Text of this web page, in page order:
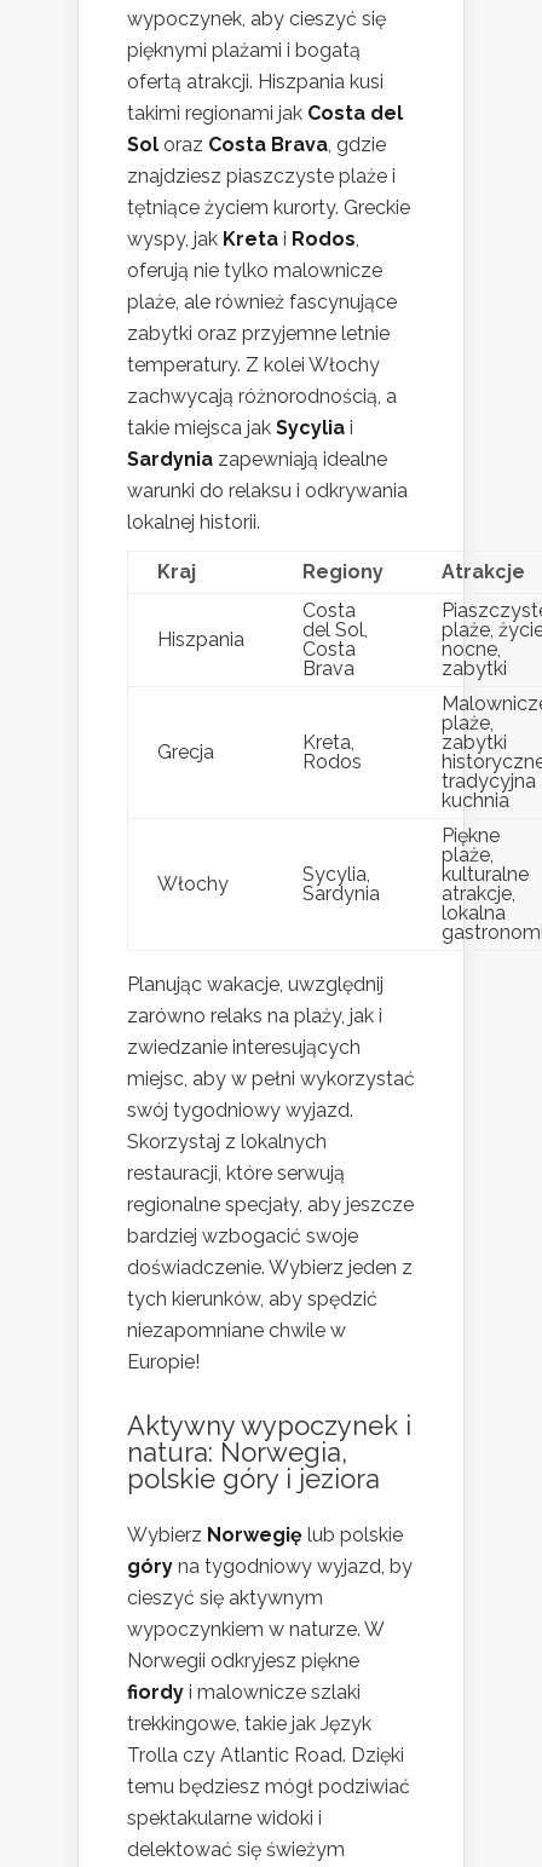
wypoczynek, aby cieszyć się
pięknymi plażami i bogatą
ofertą atrakcji. Hiszpania kusi
takimi regionami jak Costa del
Sol oraz Costa Brava , gdzie
znajdziesz piaszczyste plaże i
tętniące życiem kurorty. Greckie
wyspy, jak Kreta i Rodos
oferują nie tylko malownicze
plaże, ale również fascynujące
zabytki oraz przyjemne letnie
temperatury. Z kolei Włochy
zachwycają różnorodnością, a
takie miejsca jak Sycylia i
Sardynia zapewniają idealne
warunki do relaksu i odkrywania
lokalnej historii.
Kraj Regiony Atrakcje
Hiszpania
Costa
del Sol,
Costa
Brava
plaże,
nocne,
zabytki
Grecja
Kreta,
Rodos
plaże,
zabytki
tradycyjna
kuchnia
Włochy
Sycylia,
Sardynia
Piękne
plaże,
kulturalne
atrakcje,
lokalna
Planując wakacje, uwzględnij
zarówno relaks na plaży, jak i
zwiedzanie interesujących
miejsc, aby w pełni wykorzystać
swój tygodniowy wyjazd.
Skorzystaj z lokalnych
restauracji, które serwują
regionalne specjały, aby jeszcze
bardziej wzbogacić swoje
doświadczenie. Wybierz jeden z
tych kierunków, aby spędzić
niezapomniane chwile w
Europie!
Aktywny wypoczynek i
natura: Norwegia,
polskie góry i jeziora
Wybierz Norwegię lub polskie
góry na tygodniowy wyjazd, by
cieszyć się aktywnym
wypoczynkiem w naturze. W
Norwegii odkryjesz piękne
fiordy i malownicze szlaki
trekkingowe, takie jak Język
Trolla czy Atlantic Road. Dzięki
temu będziesz mógł podziwiać
spektakularne widoki i
delektować się świeżym